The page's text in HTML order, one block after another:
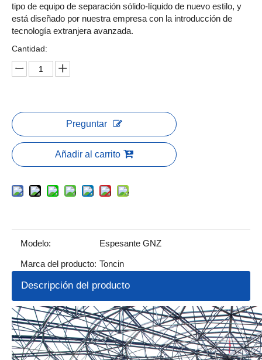
tipo de equipo de separación sólido-líquido de nuevo estilo, y
está diseñado por nuestra empresa con la introducción de
tecnología extranjera avanzada.
Cantidad:
Preguntar
Añadir al carrito
Modelo: Espesante GNZ
Marca del producto: Toncin
Descripción del producto